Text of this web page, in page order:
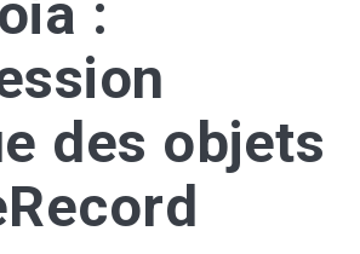
:
des objets